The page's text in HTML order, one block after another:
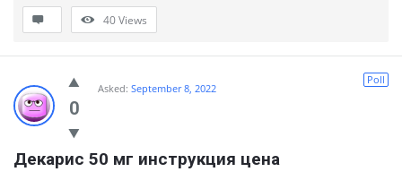
40Views
0
Poll
Asked: September 8, 2022
Декарис 50 мг инструкция цена